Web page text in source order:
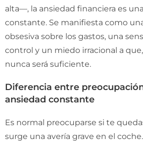
alta—, la ansiedad financiera es
constante. Se manifiesta como
obsesiva sobre los gastos, una
control y un miedo irracional a
nunca será suficiente.
Diferencia entre
ansiedad constante
Es normal preocuparse si te
surge una avería grave en el